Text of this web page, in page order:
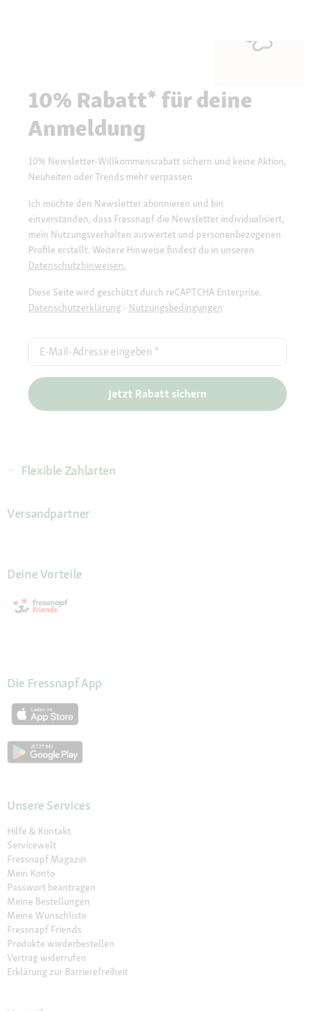
10% Rabatt* für deine
Anmeldung
10% Newsletter-Willkommensrabatt sichern und keine Aktion,
Neuheiten oder Trends mehr verpassen
Ich möchte den Newsletter abonnieren und bin
einverstanden, dass Fressnapf die Newsletter individualisiert,
mein Nutzungsverhalten auswertet und personenbezogenen
Profile erstellt. Weitere Hinweise findest du in unseren
Datenschutzhinweisen.
Diese Seite wird geschützt durch reCAPTCHA Enterprise.
Datenschutzerklärung - Nutzungsbedingungen
E-Mail-Adresse eingeben *
Jetzt Rabatt sichern
Flexible Zahlarten
Versandpartner
Deine Vorteile
Die Fressnapf App
Unsere Services
Hilfe & Kontakt
Servicewelt
Fressnapf Magazin
Mein Konto
Passwort beantragen
Meine Bestellungen
Meine Wunschliste
Fressnapf Friends
Produkte wiederbestellen
Vertrag widerrufen
Erklärung zur Barrierefreiheit